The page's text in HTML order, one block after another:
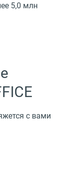
5,0 млн
с вами